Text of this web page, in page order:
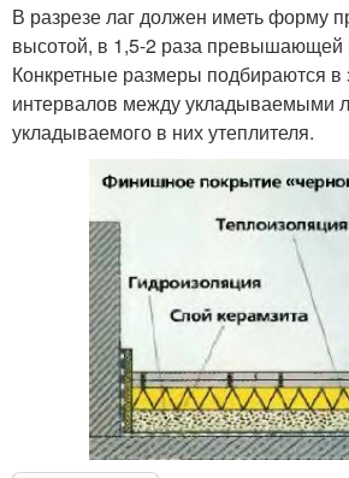
В разрезе лаг должен иметь форму
высотой, в 1,5-2 раза превышающей
Конкретные размеры подбираются в
интервалов между укладываемыми
укладываемого в них утеплителя.